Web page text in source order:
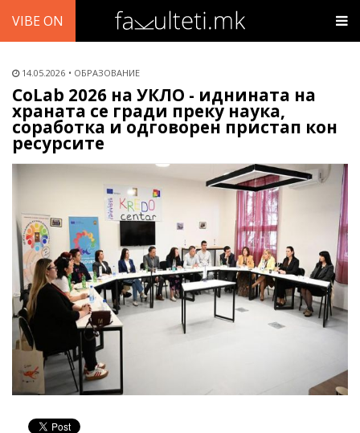
VIBE ON
14.05.2026 ОБРАЗОВАНИЕ
CoLab 2026 на УКЛО - иднината на
храната се гради преку наука,
соработка и одговорен пристап кон
ресурсите